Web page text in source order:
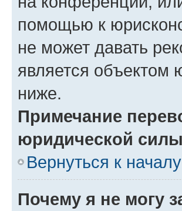
помощью к
не может давать
является объектом
ниже.
Примечание
юридической
Вернуться к началу
Почему я не могу